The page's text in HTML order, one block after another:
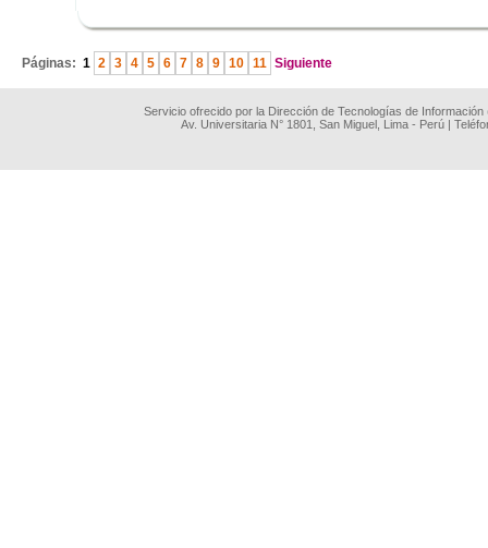
Páginas: 1 2 3 4 5 6 7 8 9 10 11 Siguiente
Servicio ofrecido por la Dirección de Tecnologías de
Av. Universitaria N° 1801, San Miguel, Lima - Perú |